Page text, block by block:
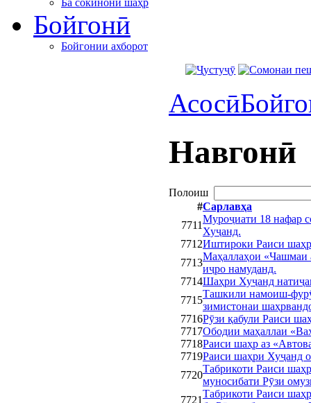
Ба сокинони шаҳр
Бойгонӣ
Бойгонии ахборот
Асосӣ
Навгонӣ
Полоиш
#Сарлавҳа
7711
Муроҷиати 18 нафар
Хуҷанд.
7712Иштироки Раиси
7713
Маҳаллаҳои «Чашмаи
иҷро намуданд.
7714Шаҳри Хуҷанд
7715
Ташкили намоиш-
зимистонаи
7716Рӯзи қабули Раиси
7717Ободии маҳаллаи
7718Раиси шаҳр аз
7719Раиси шаҳри Хуҷанд
7720
Табрикоти Раиси
муносибати Рӯзи
7721
Табрикоти Раиси